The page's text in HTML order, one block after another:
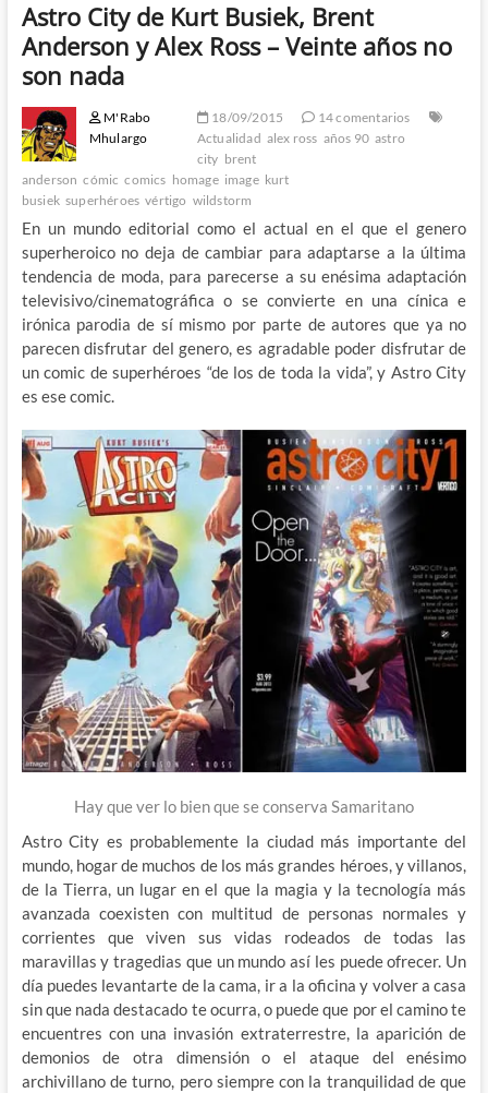
Astro City de Kurt Busiek, Brent
Anderson y Alex Ross – Veinte años no
son nada
M'Rabo
Mhulargo
18/09/2015
14 comentarios
Actualidad alex ross años 90 astro
city brent
anderson cómic comics homage image kurt
busiek superhéroes vértigo wildstorm
En un mundo editorial como el actual en el que el genero
superheroico no deja de cambiar para adaptarse a la última
tendencia de moda, para parecerse a su enésima adaptación
televisivo/cinematográfica o se convierte en una cínica e
irónica parodia de sí mismo por parte de autores que ya no
parecen disfrutar del genero, es agradable poder disfrutar de
un comic de superhéroes “de los de toda la vida”, y Astro City
es ese comic.
Hay que ver lo bien que se conserva Samaritano
Astro City es probablemente la ciudad más importante del
mundo, hogar de muchos de los más grandes héroes, y villanos,
de la Tierra, un lugar en el que la magia y la tecnología más
avanzada coexisten con multitud de personas normales y
corrientes que viven sus vidas rodeados de todas las
maravillas y tragedias que un mundo así les puede ofrecer. Un
día puedes levantarte de la cama, ir a la oficina y volver a casa
sin que nada destacado te ocurra, o puede que por el camino te
encuentres con una invasión extraterrestre, la aparición de
demonios de otra dimensión o el ataque del enésimo
archivillano de turno, pero siempre con la tranquilidad de que